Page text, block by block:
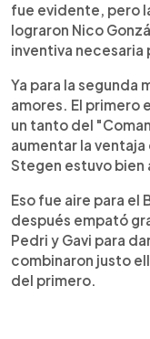
fue evidente, pero
lograron Nico
inventiva necesaria
Ya para la segunda
amores. El primero
un tanto del
aumentar la
Stegen estuvo bien
Eso fue aire para el
después empató
Pedri y Gavi para
combinaron justo
del primero.